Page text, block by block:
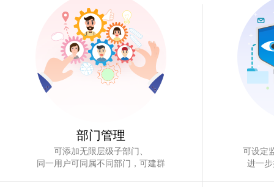
部门管理
可添加无限层级子部门、
同一用户可同属不同部门，可建群
可设定
进一